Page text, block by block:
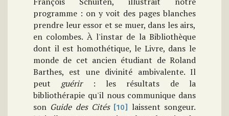
programme : on y voit des pages blanches
prendre leur essor et se muer, dans les airs,
en colombes. À l'instar de la Bibliothèque
dont il est homothétique, le Livre, dans le
monde de cet ancien étudiant de Roland
Barthes, est une divinité ambivalente. Il
peut guérir
: les résultats de la
bibliothérapie qu'il nous communique dans
son Guide des Cités [10]
laissent songeur.